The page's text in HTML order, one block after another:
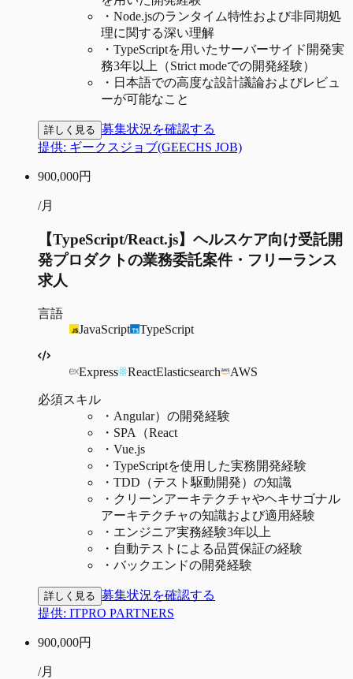
・ Node.jsのランタイム特性および非同期処
理に関する深い理解
・ TypeScriptを用いたサーバーサイド開発実
務3年以上（Strict modeでの開発経験）
・ 日本語での高度な設計議論およびレビュ
ーが可能なこと
詳しく見る 募集状況を確認する
提供: ギークスジョブ(GEECHS JOB)
900,000円
/月
【TypeScript/React.js】ヘルスケア向け受託開
発プロダクトの業務委託案件・フリーランス
求人
言語
JavaScript
TypeScript
Express ReactElasticsearch AWS
必須スキル
・ Angular）の開発経験
・ SPA（React
・ Vue.js
・ TypeScriptを使用した実務開発経験
・ TDD（テスト駆動開発）の知識
・ クリーンアーキテクチャやヘキサゴナル
アーキテクチャの知識および適用経験
・ エンジニア実務経験3年以上
・ 自動テストによる品質保証の経験
・ バックエンドの開発経験
詳しく見る 募集状況を確認する
提供: ITPRO PARTNERS
900,000円
/月